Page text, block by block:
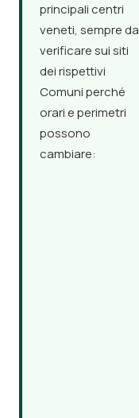
principali centri
veneti, sempre da
verificare sui siti
dei rispettivi
Comuni perché
orari e perimetri
possono
cambiare: